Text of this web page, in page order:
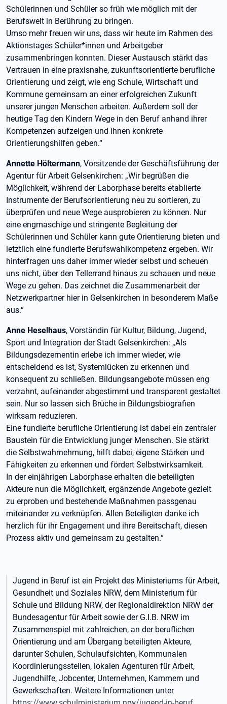
Schülerinnen und Schüler so früh wie möglich mit der
Berufswelt in Berührung zu bringen.
Umso mehr freuen wir uns, dass wir heute im Rahmen des
Aktionstages Schüler*innen und Arbeitgeber
zusammenbringen konnten. Dieser Austausch stärkt das
Vertrauen in eine praxisnahe, zukunftsorientierte berufliche
Orientierung und zeigt, wie eng Schule, Wirtschaft und
Kommune gemeinsam an einer erfolgreichen Zukunft
unserer jungen Menschen arbeiten. Außerdem soll der
heutige Tag den Kindern Wege in den Beruf anhand ihrer
Kompetenzen aufzeigen und ihnen konkrete
Orientierungshilfen geben.“
Annette Höltermann, Vorsitzende der Geschäftsführung der
Agentur für Arbeit Gelsenkirchen: „Wir begrüßen die
Möglichkeit, während der Laborphase bereits etablierte
Instrumente der Berufsorientierung neu zu sortieren, zu
überprüfen und neue Wege ausprobieren zu können. Nur
eine engmaschige und stringente Begleitung der
Schülerinnen und Schüler kann gute Orientierung bieten und
letztlich eine fundierte Berufswahlkompetenz ergeben. Wir
hinterfragen uns daher immer wieder selbst und scheuen
uns nicht, über den Tellerrand hinaus zu schauen und neue
Wege zu gehen. Das zeichnet die Zusammenarbeit der
Netzwerkpartner hier in Gelsenkirchen in besonderem Maße
aus.“
Anne Heselhaus, Vorständin für Kultur, Bildung, Jugend,
Sport und Integration der Stadt Gelsenkirchen: „Als
Bildungsdezernentin erlebe ich immer wieder, wie
entscheidend es ist, Systemlücken zu erkennen und
konsequent zu schließen. Bildungsangebote müssen eng
verzahnt, aufeinander abgestimmt und transparent gestaltet
sein. Nur so lassen sich Brüche in Bildungsbiografien
wirksam reduzieren.
Eine fundierte berufliche Orientierung ist dabei ein zentraler
Baustein für die Entwicklung junger Menschen. Sie stärkt
die Selbstwahrnehmung, hilft dabei, eigene Stärken und
Fähigkeiten zu erkennen und fördert Selbstwirksamkeit.
In der einjährigen Laborphase erhalten die beteiligten
Akteure nun die Möglichkeit, ergänzende Angebote gezielt
zu erproben und bestehende Maßnahmen passgenau
miteinander zu verknüpfen. Allen Beteiligten danke ich
herzlich für ihr Engagement und ihre Bereitschaft, diesen
Prozess aktiv und gemeinsam zu gestalten.“
Jugend in Beruf ist ein Projekt des Ministeriums für Arbeit,
Gesundheit und Soziales NRW, dem Ministerium für
Schule und Bildung NRW, der Regionaldirektion NRW der
Bundesagentur für Arbeit sowie der G.I.B. NRW im
Zusammenspiel mit zahlreichen, an der beruflichen
Orientierung und am Übergang beteiligten Akteure,
darunter Schulen, Schulaufsichten, Kommunalen
Koordinierungsstellen, lokalen Agenturen für Arbeit,
Jugendhilfe, Jobcenter, Unternehmen, Kammern und
Gewerkschaften. Weitere Informationen unter